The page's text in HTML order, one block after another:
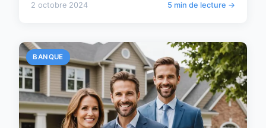
2 octobre 2024 5 min de lecture →
BANQUE